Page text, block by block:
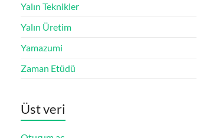
Yalın Teknikler
Yalın Üretim
Yamazumi
Zaman Etüdü
Üst veri